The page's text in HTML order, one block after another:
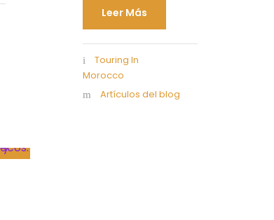
Leer Más
Touring In
Morocco
Artículos del blog